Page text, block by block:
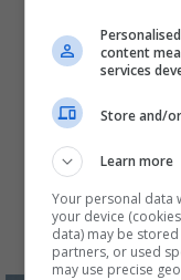
content
services
Store and/
Learn more
Your personal data
your device
data) may be
partners, or used
may use precise